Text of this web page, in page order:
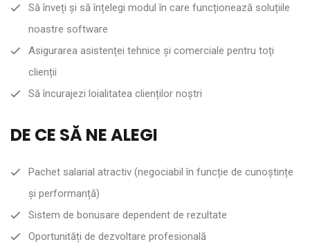
Să înveți și să înțelegi modul în care funcționează soluțiile
noastre software
Asigurarea asistenței tehnice și comerciale pentru toți
clienții
Să încurajezi loialitatea clienților noștri
DE CE SĂ NE ALEGI
Pachet salarial atractiv (negociabil în funcție de cunoștințe
și performanță)
Sistem de bonusare dependent de rezultate
Oportunități de dezvoltare profesională